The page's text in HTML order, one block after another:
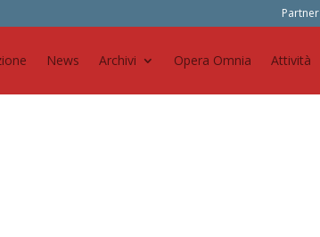
Partner
News Archivi Opera Omnia Attività